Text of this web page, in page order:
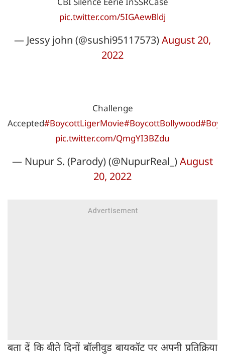
pic.twitter.com/5IGAewBldj
— Jessy john (@sushi95117573)August 20,
2022
Challenge
Accepted#BoycottLigerMovie#BoycottBollywood
pic.twitter.com/QmgYI3BZdu
— Nupur S. (Parody) (@NupurReal_)August
20, 2022
बता दें कि बीते दिनों बॉलीवुड बायकॉट पर अपनी प्रतिक्रिया